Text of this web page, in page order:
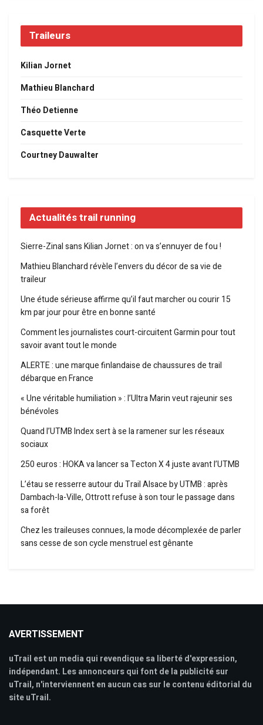
Traileurs
Kilian Jornet
Mathieu Blanchard
Théo Detienne
Casquette Verte
Courtney Dauwalter
Actualités trail running
Sierre-Zinal sans Kilian Jornet : on va s’ennuyer de fou !
Mathieu Blanchard révèle l’envers du décor de sa vie de
traileur
Une étude sérieuse affirme qu’il faut marcher ou courir 15
km par jour pour être en bonne santé
Comment les journalistes court-circuitent Garmin pour tout
savoir avant tout le monde
ALERTE : une marque finlandaise de chaussures de trail
débarque en France
« Une véritable humiliation » : l’Ultra Marin veut rajeunir ses
bénévoles
Quand l’UTMB Index sert à se la ramener sur les réseaux
sociaux
250 euros : HOKA va lancer sa Tecton X 4 juste avant l’UTMB
L’étau se resserre autour du Trail Alsace by UTMB : après
Dambach-la-Ville, Ottrott refuse à son tour le passage dans
sa forêt
Chez les traileuses connues, la mode décomplexée de parler
sans cesse de son cycle menstruel est gênante
AVERTISSEMENT
uTrail est un media qui revendique sa liberté d'expression,
indépendant. Les annonceurs qui font de la publicité sur
uTrail, n'interviennent en aucun cas sur le contenu éditorial du
site uTrail.